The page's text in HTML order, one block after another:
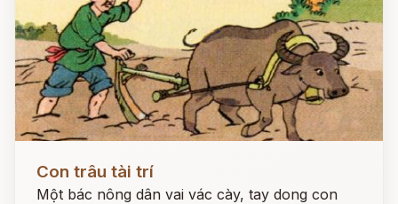
Con trâu tài trí
Một bác nông dân vai vác cày, tay dong con